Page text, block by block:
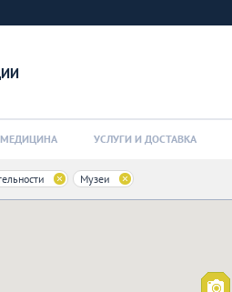
МЕДИЦИНА УСЛУГИ И ДОСТАВКА
Музеи